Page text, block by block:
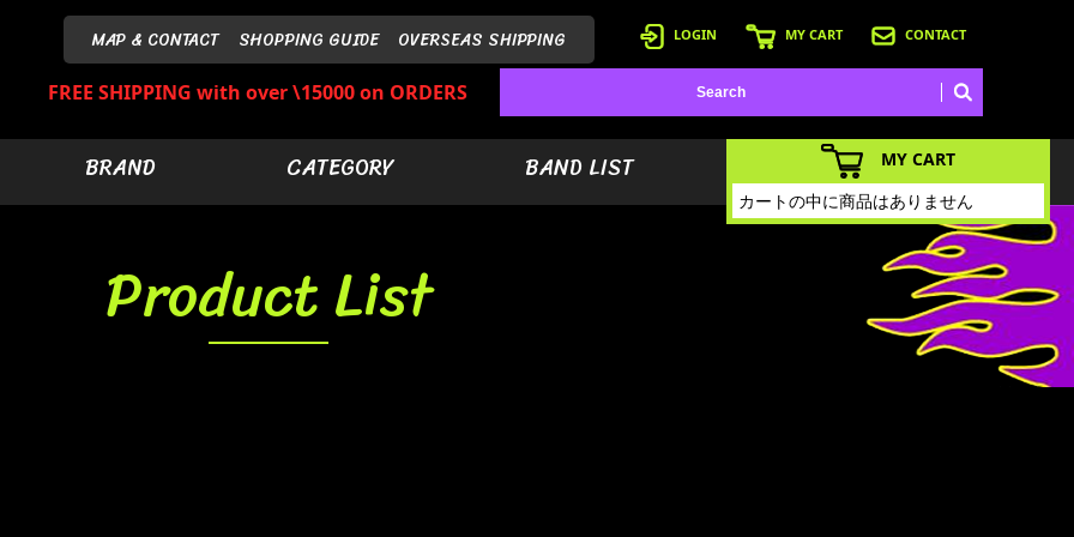
MAP & CONTACT SHOPPING GUIDE OVERSEAS SHIPPING LOGIN MY CART CONTACT
FREE SHIPPING with over \15000 on ORDERS
BRAND CATEGORY BAND LIST
Product List
MY CART
カートの中に商品はありません